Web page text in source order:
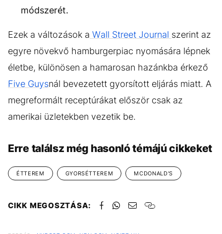
módszerét.
Ezek a változások a Wall Street Journal szerint az
egyre növekvő hamburgerpiac nyomására lépnek
életbe, különösen a hamarosan hazánkba érkező
Five Guysnál bevezetett gyorsított eljárás miatt. A
megreformált receptúrákat először csak az
amerikai üzletekben vezetik be.
Erre találsz még hasonló témájú cikkeket
ÉTTEREM GYORSÉTTEREM MCDONALD'S
CIKK MEGOSZTÁSA: